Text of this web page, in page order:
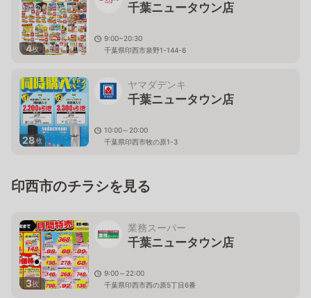
4枚
千葉ニュータウン店
9:00~20:30
千葉県印西市泉野1-144-6
28枚
ヤマダデンキ
千葉ニュータウン店
10:00～20:00
千葉県印西市牧の原1-3
印西市のチラシを見る
3枚
業務スーパー
千葉ニュータウン店
9:00～22:00
千葉県印西市西の原5丁目6番